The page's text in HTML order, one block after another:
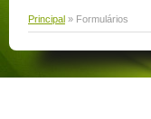
Principal » Formulários